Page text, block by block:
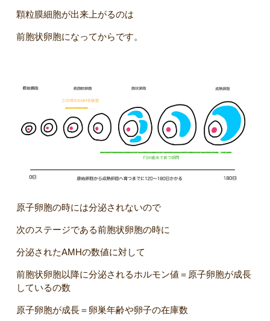
顆粒膜細胞が出来上がるのは
前胞状卵胞になってからです。
原子卵胞の時には分泌されないので
次のステージである前胞状卵胞の時に
分泌されたAMHの数値に対して
前胞状卵胞以降に分泌されるホルモン値＝原子卵胞が成長
しているの数
原子卵胞が成長＝卵巣年齢や卵子の在庫数